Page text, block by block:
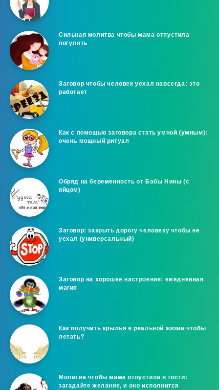
Сильная молитва чтобы мама отпустила
погулять
Заговор чтобы человек уехал навсегда: это
работает
Как с помощью заговора стать умной (умным):
очень мощный ритуал
Обряд на беременность от Бабы Нины (с
яйцом)
Заговор: закрыть дорогу человеку чтобы не
уехал (универсальный)
Заговор на хорошее настроение: ежедневная
магия
Как получить крылья в реальной жизни чтобы
летать?
Молитва чтобы мама отпустила в гости:
загадайте желание, и оно исполнится